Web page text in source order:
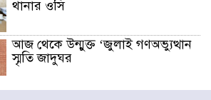
থানার ওসি
আজ থেকে উন্মুক্ত ‘জুলাই গণঅভ্যুত্থান
স্মৃতি জাদুঘর